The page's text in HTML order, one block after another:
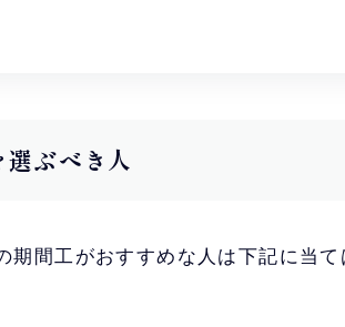
ぶべき人
間工がおすすめな人は下記に当て